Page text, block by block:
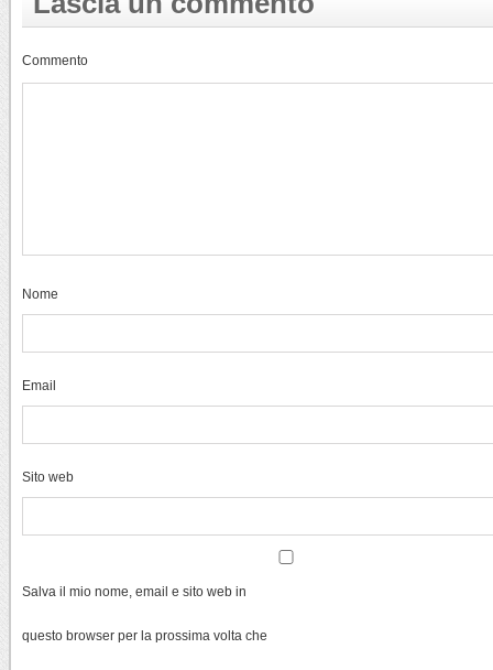
Commento
Nome
Email
Sito web
Salva il mio nome, email e sito web in
questo browser per la prossima volta che